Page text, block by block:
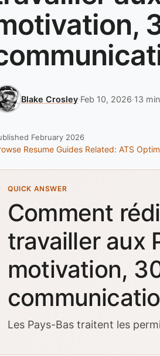
Blake Crosley·Feb 10, 2026·13
February 2026
Resume Guides Related: ATS
QUICK ANSWER
Comment
travailler aux
motivation,
Les Pays-Bas traitent les